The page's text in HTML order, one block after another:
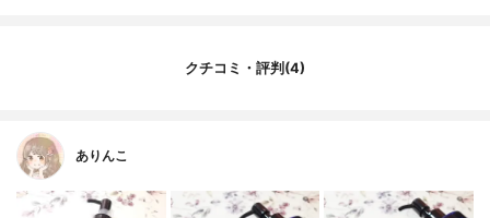
クチコミ・評判(4)
ありんこ